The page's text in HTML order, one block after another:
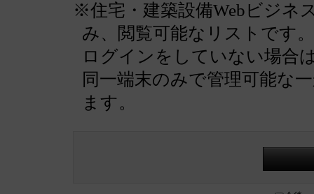
※住宅・建築設備Webビジネ
み、閲覧可能なリストです。
ログインをしていない場合
同一端末のみで管理可能な
ます。